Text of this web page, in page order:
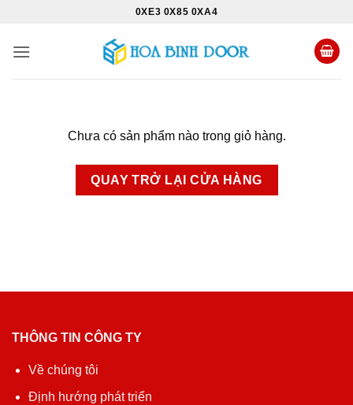
nội
0XE3 0X85 0XA4
Chưa có sản phẩm nào trong giỏ hàng.
QUAY TRỞ LẠI CỬA HÀNG
THÔNG TIN CÔNG TY
Về chúng tôi
Định hướng phát triển